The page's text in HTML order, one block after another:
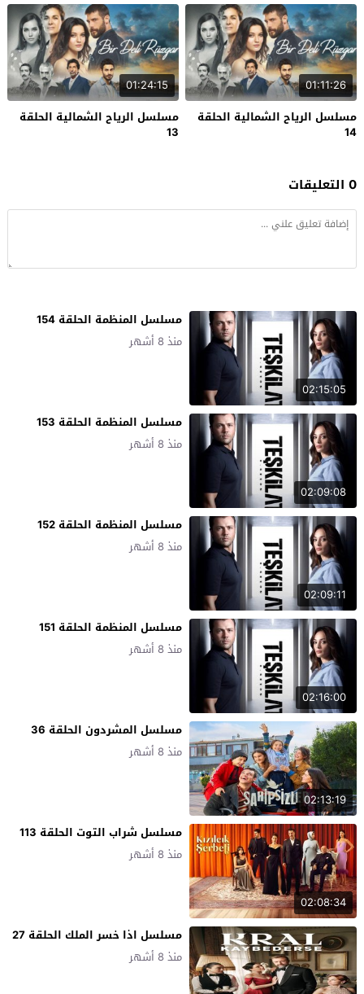
01:11:26
مسلسل الرياح الشمالية الحلقة
14
01:24:15
مسلسل الرياح الشمالية الحلقة
13
0 التعليقات
02:15:05
مسلسل المنظمة الحلقة 154
منذ 8 أشهر
02:09:08
مسلسل المنظمة الحلقة 153
منذ 8 أشهر
02:09:11
مسلسل المنظمة الحلقة 152
منذ 8 أشهر
02:16:00
مسلسل المنظمة الحلقة 151
منذ 8 أشهر
02:13:19
مسلسل المشردون الحلقة 36
منذ 8 أشهر
02:08:34
مسلسل شراب التوت الحلقة 113
منذ 8 أشهر
مسلسل اذا خسر الملك الحلقة 27
منذ 8 أشهر